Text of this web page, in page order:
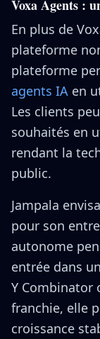
Voxa Agents :
En plus de
plateforme
plateforme
agents IA en
Les clients
souhaités en
rendant la
public.
Jampala
pour son
autonome
entrée dans
Y Combinator
franchie, elle
croissance